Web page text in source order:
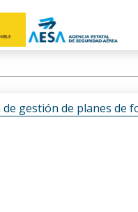
de gestión de planes